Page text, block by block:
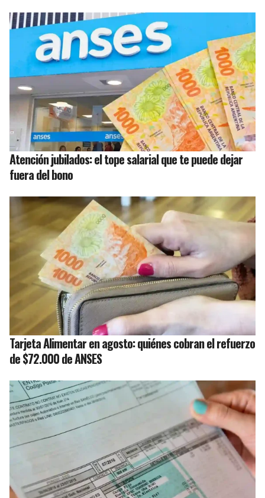
Atención jubilados: el tope salarial que te puede dejar
fuera del bono
Tarjeta Alimentar en agosto: quiénes cobran el refuerzo
de $72.000 de ANSES